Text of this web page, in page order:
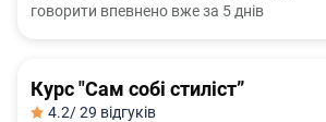
говорити впевнено вже за 5 днів
Курс "Сам собі стиліст”
4.2/ 29 відгуків